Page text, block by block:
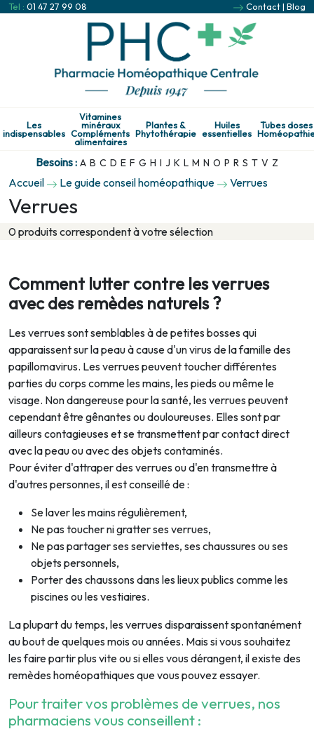
Tel : 01 47 27 99 08 Contact| Blog
Les
indispensables
Vitamines
minéraux
Compléments
alimentaires
Plantes &
Phytothérapie
Huiles
essentielles
Tubes doses
Besoins : A B C D E F G H I J K L M N O P R S T V Z
Accueil Le guide conseil homéopathique Verrues
Verrues
Comment lutter contre les verrues
avec des remèdes naturels ?
Les verrues sont semblables à de petites bosses qui
apparaissent sur la peau à cause d'un virus de la famille des
papillomavirus. Les verrues peuvent toucher différentes
parties du corps comme les mains, les pieds ou même le
visage. Non dangereuse pour la santé, les verrues peuvent
cependant être gênantes ou douloureuses. Elles sont par
ailleurs contagieuses et se transmettent par contact direct
avec la peau ou avec des objets contaminés.
Pour éviter d'attraper des verrues ou d'en transmettre à
d'autres personnes, il est conseillé de :
Se laver les mains régulièrement,
Ne pas toucher ni gratter ses verrues,
Ne pas partager ses serviettes, ses chaussures ou ses
objets personnels,
Porter des chaussons dans les lieux publics comme les
piscines ou les vestiaires.
La plupart du temps, les verrues disparaissent spontanément
au bout de quelques mois ou années. Mais si vous souhaitez
les faire partir plus vite ou si elles vous dérangent, il existe des
remèdes homéopathiques que vous pouvez essayer.
Pour traiter vos problèmes de verrues, nos
pharmaciens vous conseillent :
0 produits correspondent à votre sélection